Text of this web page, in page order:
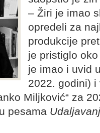
– Žiri je imao
opredeli za
produkcije
je pristiglo
je imao i uvid
2022. godini)
Miljković“ za
pesama